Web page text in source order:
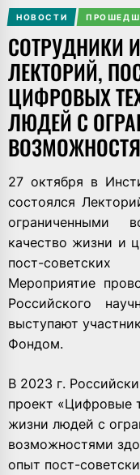
НОВОСТИ
СОТРУДНИКИ
ЛЕКТОРИЙ,
ЦИФРОВЫХ
ЛЮДЕЙ С
27 октября в
состоялся
ограниченными
качество жизни и
пост-
Мероприятие
Российского
выступают
Фондом.
В 2023 г.
проект «Цифровые
жизни людей с
возможностями
опыт пост-